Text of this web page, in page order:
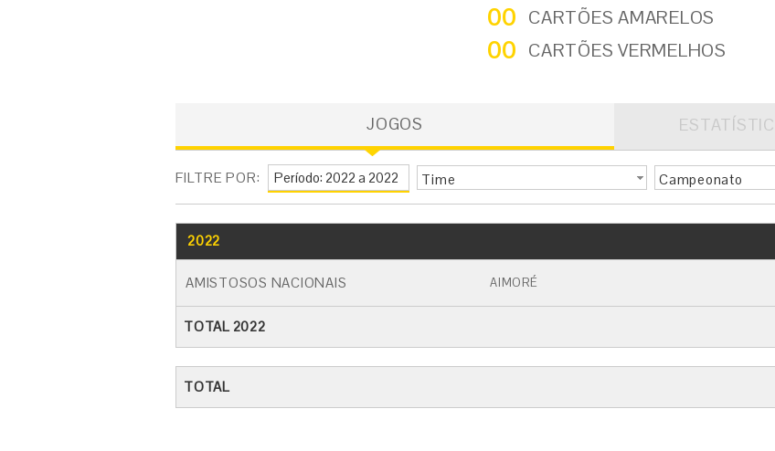
00 CARTÕES AMARELOS
00 CARTÕES VERMELHOS
JOGOS
FILTRE POR: Time Campeonato
2022
AMISTOSOS NACIONAIS AIMORÉ
TOTAL 2022
TOTAL